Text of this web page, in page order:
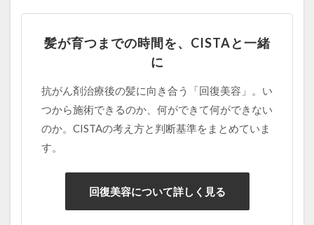
髪が育つまでの時間を、CISTAと一緒
に
抗がん剤治療後の髪に向き合う「回復美容」。い
つから施術できるのか、何ができて何ができない
のか。CISTAの考え方と判断基準をまとめていま
す。
回復美容について詳しく見る